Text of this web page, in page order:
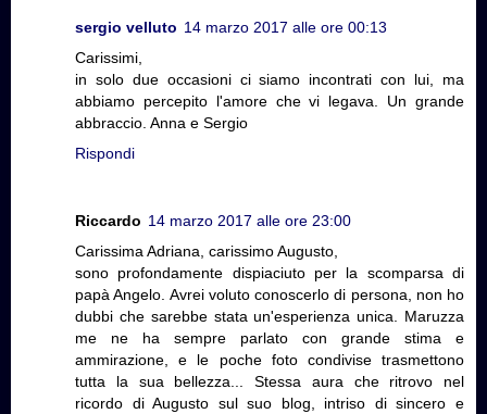
sergio velluto 14 marzo 2017 alle ore 00:13
Carissimi,
in solo due occasioni ci siamo incontrati con lui, ma
abbiamo percepito l'amore che vi legava. Un grande
abbraccio. Anna e Sergio
Rispondi
Riccardo 14 marzo 2017 alle ore 23:00
Carissima Adriana, carissimo Augusto,
sono profondamente dispiaciuto per la scomparsa di
papà Angelo. Avrei voluto conoscerlo di persona, non ho
dubbi che sarebbe stata un'esperienza unica. Maruzza
me ne ha sempre parlato con grande stima e
ammirazione, e le poche foto condivise trasmettono
tutta la sua bellezza... Stessa aura che ritrovo nel
ricordo di Augusto sul suo blog, intriso di sincero e